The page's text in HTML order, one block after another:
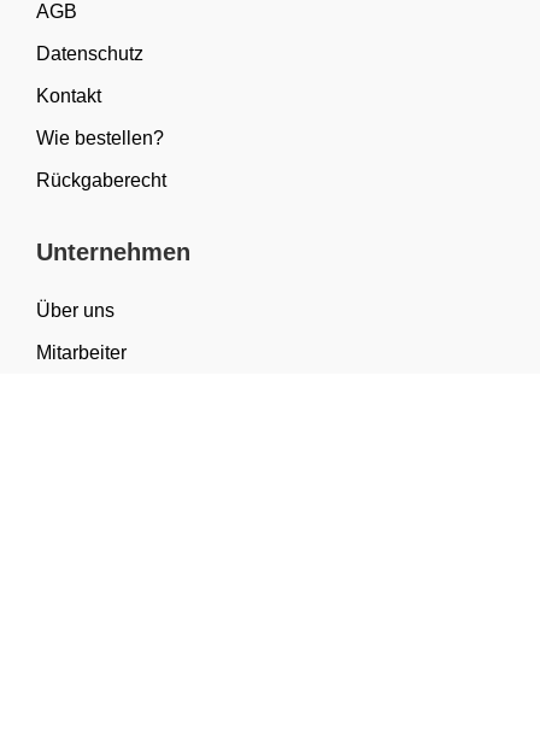
AGB
Datenschutz
Kontakt
Wie bestellen?
Rückgaberecht
Unternehmen
Über uns
Mitarbeiter